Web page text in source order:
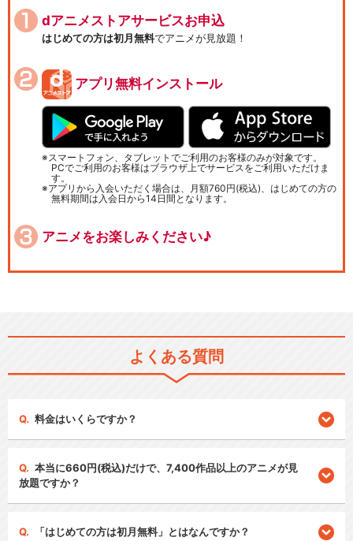
dアニメストアサービスお申込
はじめての方は初月無料でアニメが見放題！
アプリ無料インストール
スマートフォン、タブレットでご利用のお客様のみが対象です。
PCでご利用のお客様はブラウザ上でサービスをご利用いただけま
す。
アプリから入会いただく場合は、月額760円(税込)、はじめての方の
無料期間は入会日から14日間となります。
アニメをお楽しみください♪
よくある質問
料金はいくらですか？
本当に660円(税込)だけで、7,400作品以上のアニメが見
放題ですか？
「はじめての方は初月無料」とはなんですか？